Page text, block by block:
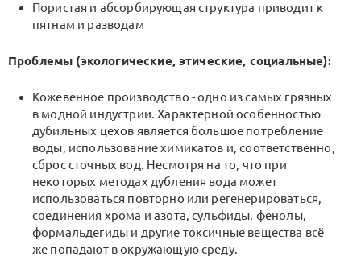
Пористая и абсорбирующая структура приводит к
пятнам и разводам
Проблемы (экологические, этические, социальные):
Кожевенное производство - одно из самых грязных
в модной индустрии. Характерной особенностью
дубильных цехов является большое потребление
воды, использование химикатов и, соответственно,
сброс сточных вод. Несмотря на то, что при
некоторых методах дубления вода может
использоваться повторно или регенерироваться,
соединения хрома и азота, сульфиды, фенолы,
формальдегиды и другие токсичные вещества всё
же попадают в окружающую среду.